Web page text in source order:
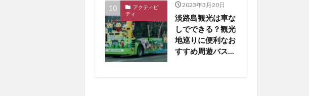
アクティビ
ティ
2023年3月20日
淡路島観光は車な
しでできる？観光
地巡りに便利なお
すすめ周遊バスを